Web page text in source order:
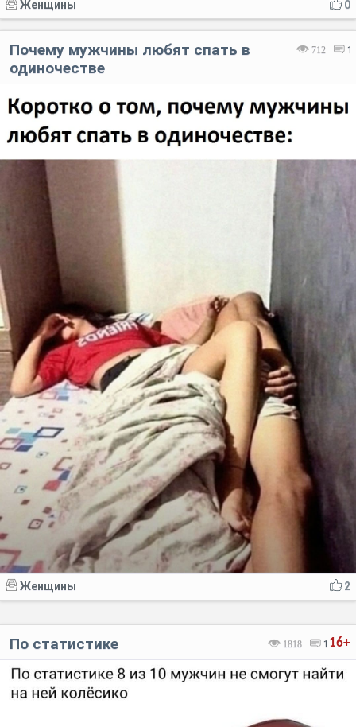
0
Женщины
712 1
Почему мужчины любят спать в
одиночестве
2
Женщины
16+
1818 1
По статистике